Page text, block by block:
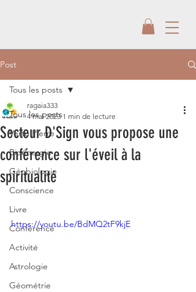
Post
Tous les posts
Vertu Pierre
Bioénergie
Géobiologie
Conscience
Livre
Conférence
Activité
Astrologie
Géométrie
Tous les posts
Secteur D'Sign vous propose une
conférence sur l'éveil à la
spiritualité
ragaia333
4 mai 2023 1 min de lecture
https://youtu.be/BdMQ2tF9kjE